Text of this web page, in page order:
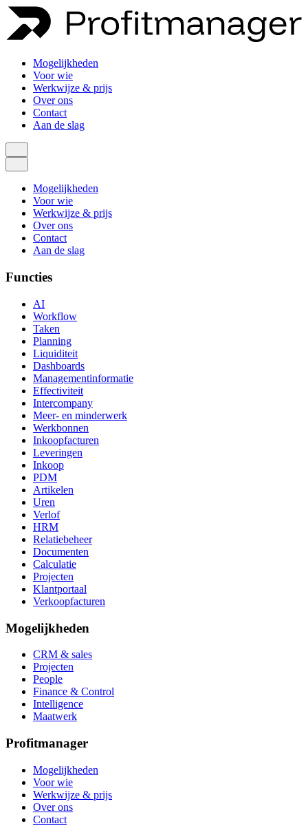
Mogelijkheden
Voor wie
Werkwijze & prijs
Over ons
Contact
Aan de slag
Mogelijkheden
Voor wie
Werkwijze & prijs
Over ons
Contact
Aan de slag
Functies
AI
Workflow
Taken
Planning
Liquiditeit
Dashboards
Managementinformatie
Effectiviteit
Intercompany
Meer- en minderwerk
Werkbonnen
Inkoopfacturen
Leveringen
Inkoop
PDM
Artikelen
Uren
Verlof
HRM
Relatiebeheer
Documenten
Calculatie
Projecten
Klantportaal
Verkoopfacturen
Mogelijkheden
CRM & sales
Projecten
People
Finance & Control
Intelligence
Maatwerk
Profitmanager
Mogelijkheden
Voor wie
Werkwijze & prijs
Over ons
Contact